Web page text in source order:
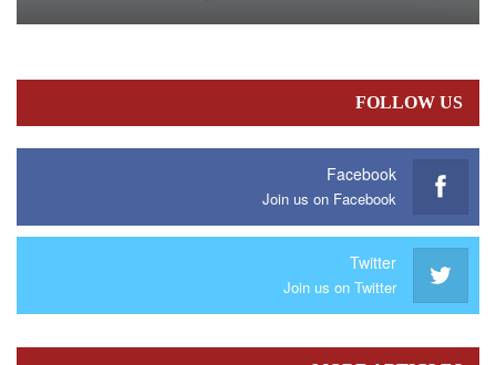
FOLLOW US
Facebook
Join us on Facebook
Twitter
Join us on Twitter